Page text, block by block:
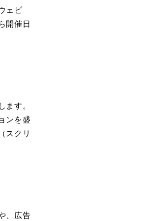
ェビ
開催日
ます。
ンを盛
スクリ
、広告